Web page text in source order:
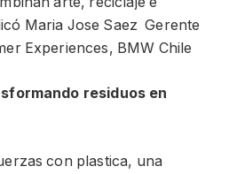
Maria Jose Saez Gerente
Experiences, BMW Chile
residuos en
con plastica, una